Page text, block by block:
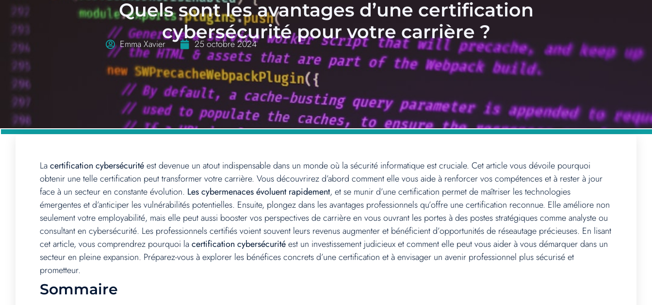
Quels sont les avantages d’une certification
cybersécurité pour votre carrière ?
Emma Xavier 25 octobre 2024
Lacertification cybersécuritéest devenue un atout indispensable dans un monde où la sécurité informatique est cruciale. Cet article vous dévoile pourquoi
obtenir une telle certification peut transformer votre carrière. Vous découvrirez d’abord comment elle vous aide à renforcer vos compétences et à rester à jour
face à un secteur en constante évolution. Les cybermenaces évoluent rapidement, et se munir d’une certification permet de maîtriser les technologies
émergentes et d’anticiper les vulnérabilités potentielles. Ensuite, plongez dans les avantages professionnels qu’offre une certification reconnue. Elle améliore non
seulement votre employabilité, mais elle peut aussi booster vos perspectives de carrière en vous ouvrant les portes à des postes stratégiques comme analyste ou
consultant en cybersécurité. Les professionnels certifiés voient souvent leurs revenus augmenter et bénéficient d’opportunités de réseautage précieuses. En lisant
cet article, vous comprendrez pourquoi lacertification cybersécuritéest un investissement judicieux et comment elle peut vous aider à vous démarquer dans un
secteur en pleine expansion. Préparez-vous à explorer les bénéfices concrets d’une certification et à envisager un avenir professionnel plus sécurisé et
prometteur.
Sommaire